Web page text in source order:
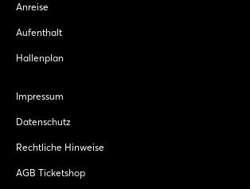
Anreise
Aufenthalt
Hallenplan
Impressum
Datenschutz
Rechtliche Hinweise
AGB Ticketshop